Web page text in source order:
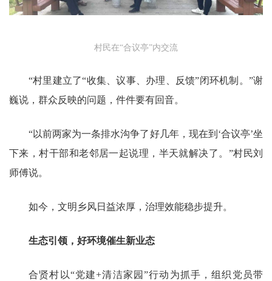
村民在“合议亭”内交流
“村里建立了“收集、议事、办理、反馈”闭环机制。”谢
巍说，群众反映的问题，件件要有回音。
“以前两家为一条排水沟争了好几年，现在到‘合议亭’坐
下来，村干部和老邻居一起说理，半天就解决了。”村民刘
师傅说。
如今，文明乡风日益浓厚，治理效能稳步提升。
生态引领，好环境催生新业态
合贤村以“党建+清洁家园”行动为抓手，组织党员带